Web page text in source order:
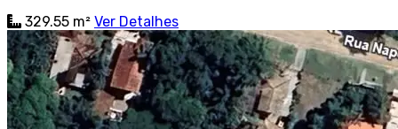
329.55 m² Ver Detalhes